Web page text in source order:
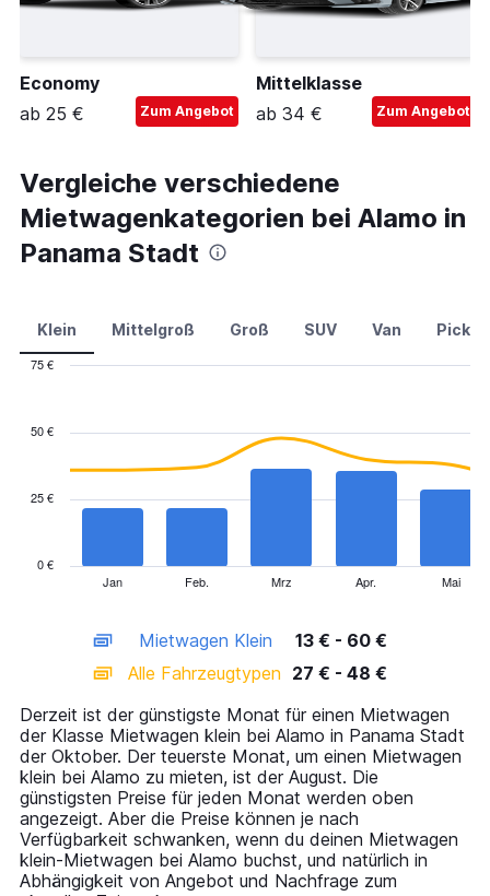
Economy
ab 25 €
Zum Angebot
Mittelklasse
ab 34 €
Zum Angebot
Vergleiche verschiedene
Mietwagenkategorien bei Alamo in
Panama Stadt
Klein Mittelgroß Groß SUV Van Pick-
series.
has
displaying
categories.
14
categories.
The
chart
has
1
Y
axis
displaying
Jan Feb. Mrz Apr. Mai
0 €
25 €
50 €
75 €
Mietwagen Klein
13 € - 60 €
Alle Fahrzeugtypen 27 € - 48 €
Derzeit ist der günstigste Monat für einen Mietwagen
der Klasse Mietwagen klein bei Alamo in Panama Stadt
der Oktober. Der teuerste Monat, um einen Mietwagen
klein bei Alamo zu mieten, ist der August. Die
günstigsten Preise für jeden Monat werden oben
angezeigt. Aber die Preise können je nach
Verfügbarkeit schwanken, wenn du deinen Mietwagen
klein-Mietwagen bei Alamo buchst, und natürlich in
Abhängigkeit von Angebot und Nachfrage zum